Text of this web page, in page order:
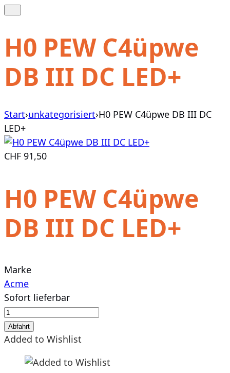
anzeigen
Suche
schließen
H0 PEW C4üpwe
DB III DC LED+
Start›unkategorisiert›H0 PEW C4üpwe DB III DC
LED+
CHF 91,50
H0 PEW C4üpwe
DB III DC LED+
Marke
Acme
Sofort lieferbar
H0
PEW
C4üpwe
Abfahrt
Added to Wishlist